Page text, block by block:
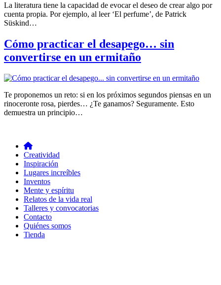
La literatura tiene la capacidad de evocar el deseo de crear algo por
cuenta propia. Por ejemplo, al leer ‘El perfume’, de Patrick
Süskind…
Cómo practicar el desapego… sin
convertirse en un ermitaño
Te proponemos un reto: si en los próximos segundos piensas en un
rinoceronte rosa, pierdes… ¿Te ganamos? Seguramente. Esto
demuestra un principio…
Creatividad
Inspiración
Lugares increíbles
Inventos
Mente y espíritu
Relatos de la vida real
Talleres y convocatorias
Contacto
Quiénes somos
Tienda